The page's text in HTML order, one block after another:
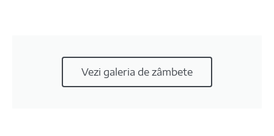
Vezi galeria de zâmbete